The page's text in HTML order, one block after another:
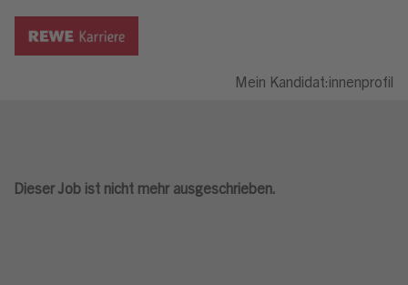
Mein Kandidat:innenprofil
Dieser Job ist nicht mehr ausgeschrieben.